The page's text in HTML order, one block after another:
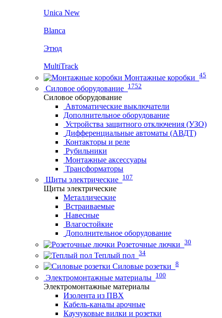
Unica New
Blanca
Этюд
MultiTrack
Монтажные коробки 45
Силовое оборудование 1752
Силовое оборудование
Автоматические выключатели
Дополнительное оборудование
Устройства защитного отключения (УЗО)
Дифференциальные автоматы (АВДТ)
Контакторы и реле
Рубильники
Монтажные аксессуары
Трансформаторы
Щиты электрические 107
Щиты электрические
Металлические
Встраиваемые
Навесные
Влагостойкие
Дополнительное оборудование
Розеточные лючки 30
Теплый пол 34
Силовые розетки 8
Электромонтажные материалы 100
Электромонтажные материалы
Изолента из ПВХ
Кабель-каналы арочные
Каучуковые вилки и розетки